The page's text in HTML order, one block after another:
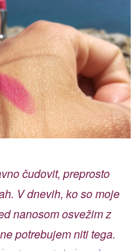
čudovit, preprosto
V dnevih, ko so moje
nanosom osvežim z
potrebujem niti tega.